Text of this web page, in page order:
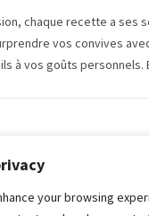
your browsing
chaque recette a ses
vos convives
à vos goûts personnels.